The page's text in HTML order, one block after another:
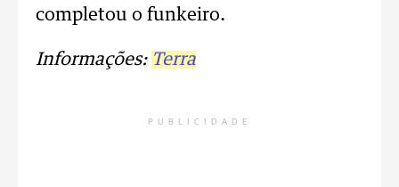
completou o funkeiro.
Informações: Terra
PUBLICIDADE